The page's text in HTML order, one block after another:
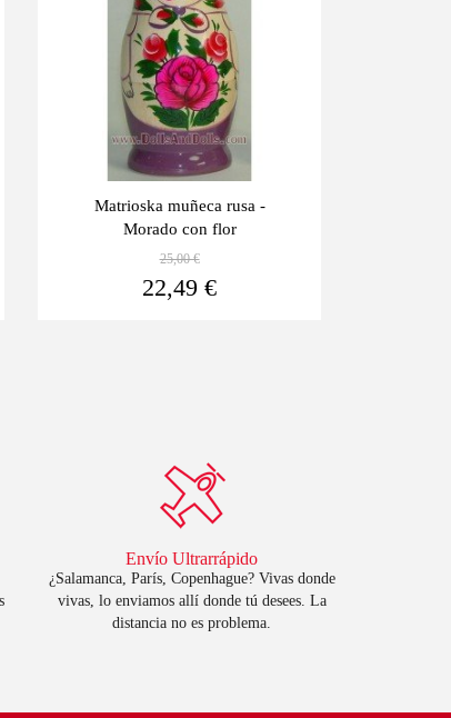
Matrioska muñeca rusa -
Morado con flor
25,00 €
22,49 €
Envío Ultrarrápido
¿Salamanca, París, Copenhague? Vivas donde
vivas, lo enviamos allí donde tú desees. La
distancia no es problema.